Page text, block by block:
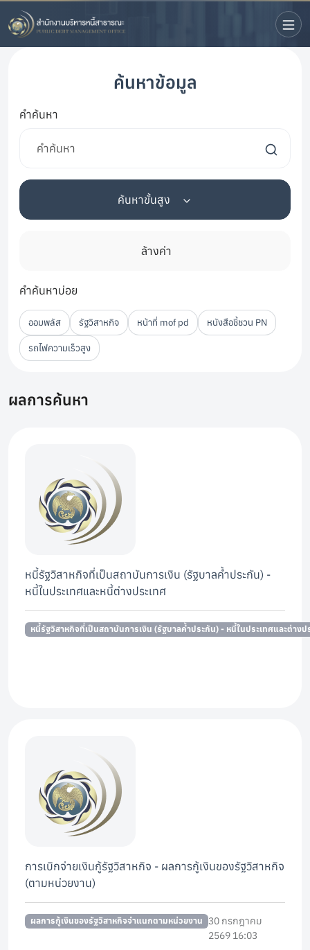
ค้นหาข้อมูล
คำค้นหา
ค้นหาขั้นสูง
ล้างค่า
คำค้นหาบ่อย
ออมพลัส รัฐวิสาหกิจ หน้าที่ mof pd หนังสือชี้ชวน PN
รถไฟความเร็วสูง
ผลการค้นหา
หนี้รัฐวิสาหกิจที่เป็นสถาบันการเงิน (รัฐบาลค้ำประกัน) -
หนี้ในประเทศและหนี้ต่างประเทศ
หนี้รัฐวิสาหกิจที่เป็นสถาบันการเงิน (รัฐบาลค้ำประกัน) - หนี้ในประเทศและต่างป
การเบิกจ่ายเงินกู้รัฐวิสาหกิจ - ผลการกู้เงินของรัฐวิสาหกิจ
(ตามหน่วยงาน)
ผลการกู้เงินของรัฐวิสาหกิจจำแนกตามหน่วยงาน 30 กรกฎาคม
2569 16:03